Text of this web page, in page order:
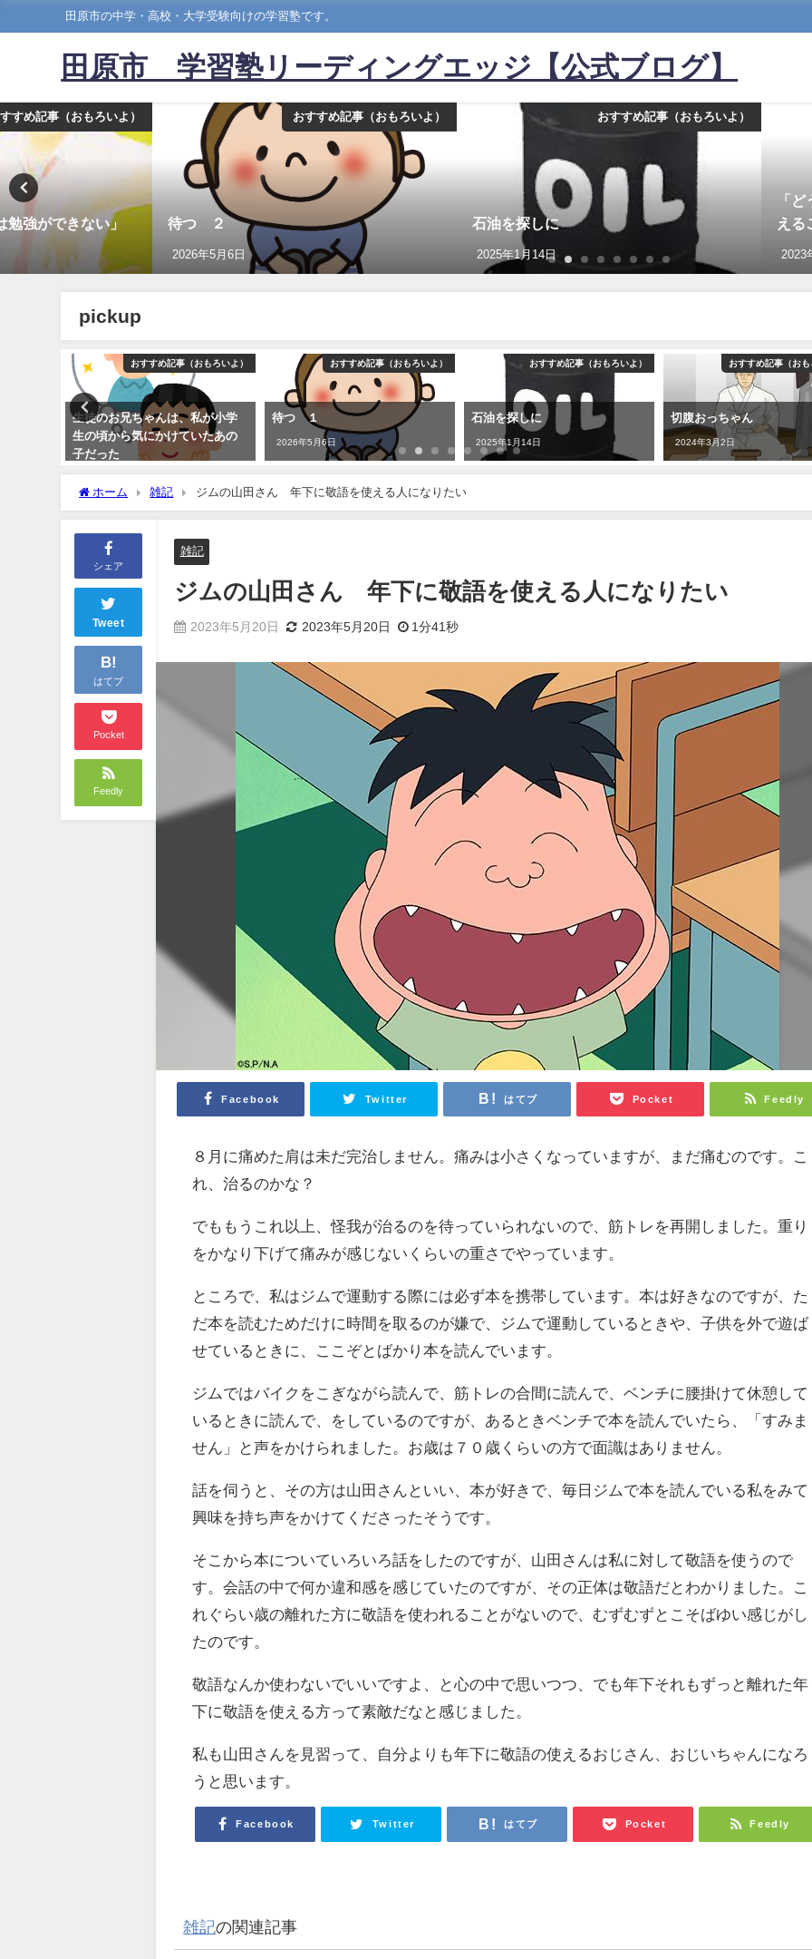
田原市の中学・高校・大学受験向けの学習塾です。
田原市 学習塾リーディングエッジ【公式ブログ】
すめ記事（おもろいよ）
強ができない」
おすすめ記事（おもろいよ）
待つ ２
2026年5月6日
おすすめ記事（おもろいよ）
石油を探しに
2025年1月14日
「
える
2023
pickup
おすすめ記事（おもろいよ）
生徒のお兄ちゃんは、私が小学
生の頃から気にかけていたあの
子だった
おすすめ記事（おもろいよ）
待つ １
2026年5月6日
おすすめ記事（おもろいよ）
石油を探しに
2025年1月14日
おすすめ記事（お
切腹おっちゃん
2024年3月2日
ホーム 雑記 ジムの山田さん 年下に敬語を使える人になりたい
シェア
Tweet
B!
はてブ
Pocket
Feedly
雑記
ジムの山田さん 年下に敬語を使える人になりたい
2023年5月20日 2023年5月20日 1分41秒
Facebook Twitter はてブ Pocket Feedly
８月に痛めた肩は未だ完治しません。痛みは小さくなっていますが、まだ痛むのです。こ
れ、治るのかな？
でももうこれ以上、怪我が治るのを待っていられないので、筋トレを再開しました。重り
をかなり下げて痛みが感じないくらいの重さでやっています。
ところで、私はジムで運動する際には必ず本を携帯しています。本は好きなのですが、た
だ本を読むためだけに時間を取るのが嫌で、ジムで運動しているときや、子供を外で遊ば
せているときに、ここぞとばかり本を読んでいます。
ジムではバイクをこぎながら読んで、筋トレの合間に読んで、ベンチに腰掛けて休憩して
いるときに読んで、をしているのですが、あるときベンチで本を読んでいたら、「すみま
せん」と声をかけられました。お歳は７０歳くらいの方で面識はありません。
話を伺うと、その方は山田さんといい、本が好きで、毎日ジムで本を読んでいる私をみて
興味を持ち声をかけてくださったそうです。
そこから本についていろいろ話をしたのですが、山田さんは私に対して敬語を使うので
す。会話の中で何か違和感を感じていたのですが、その正体は敬語だとわかりました。こ
れぐらい歳の離れた方に敬語を使われることがないので、むずむずとこそばゆい感じがし
たのです。
敬語なんか使わないでいいですよ、と心の中で思いつつ、でも年下それもずっと離れた年
下に敬語を使える方って素敵だなと感じました。
私も山田さんを見習って、自分よりも年下に敬語の使えるおじさん、おじいちゃんになろ
うと思います。
Facebook Twitter はてブ Pocket Feedly
雑記の関連記事